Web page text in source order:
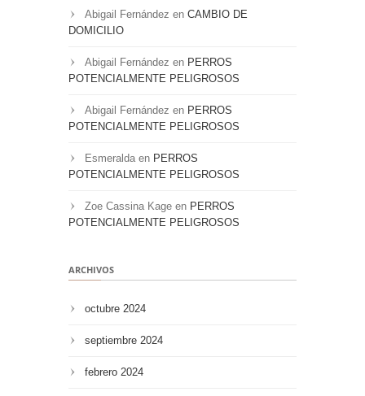
Abigail Fernández en CAMBIO DE
DOMICILIO
Abigail Fernández en PERROS
POTENCIALMENTE PELIGROSOS
Abigail Fernández en PERROS
POTENCIALMENTE PELIGROSOS
Esmeralda en PERROS
POTENCIALMENTE PELIGROSOS
Zoe Cassina Kage en PERROS
POTENCIALMENTE PELIGROSOS
ARCHIVOS
octubre 2024
septiembre 2024
febrero 2024